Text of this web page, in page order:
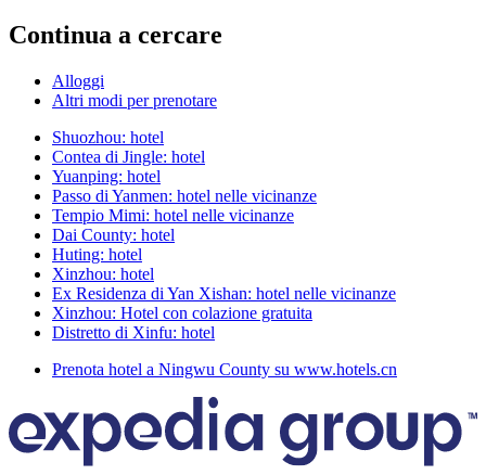
Continua a cercare
Alloggi
Altri modi per prenotare
Shuozhou: hotel
Contea di Jingle: hotel
Yuanping: hotel
Passo di Yanmen: hotel nelle vicinanze
Tempio Mimi: hotel nelle vicinanze
Dai County: hotel
Huting: hotel
Xinzhou: hotel
Ex Residenza di Yan Xishan: hotel nelle vicinanze
Xinzhou: Hotel con colazione gratuita
Distretto di Xinfu: hotel
Prenota hotel a Ningwu County su www.hotels.cn